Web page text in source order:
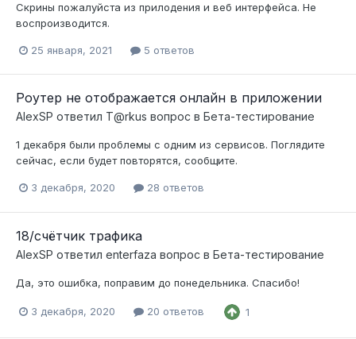
Скрины пожалуйста из прилодения и веб интерфейса. Не
воспроизводится.
25 января, 2021 5 ответов
Роутер не отображается онлайн в приложении
AlexSP ответил T@rkus вопрос в Бета-тестирование
1 декабря были проблемы с одним из сервисов. Поглядите
сейчас, если будет повторятся, сообщите.
3 декабря, 2020 28 ответов
18/счётчик трафика
AlexSP ответил enterfaza вопрос в Бета-тестирование
Да, это ошибка, поправим до понедельника. Спасибо!
3 декабря, 2020 20 ответов 1